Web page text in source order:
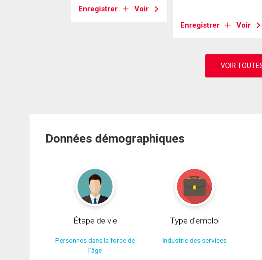
Enregistrer Voir
Enregistrer Voir
Données démographiques
Étape de vie
Personnes dans la force de
l'âge
Type d'emploi
Industrie des services